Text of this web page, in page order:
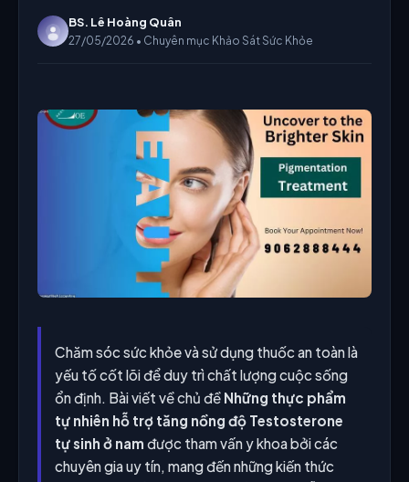
BS. Lê Hoàng Quân
27/05/2026 • Chuyên mục Khảo Sát Sức Khỏe
Chăm sóc sức khỏe và sử dụng thuốc an toàn là
yếu tố cốt lõi để duy trì chất lượng cuộc sống
ổn định. Bài viết về chủ đề Những thực phẩm
tự nhiên hỗ trợ tăng nồng độ Testosterone
tự sinh ở nam được tham vấn y khoa bởi các
chuyên gia uy tín, mang đến những kiến thức